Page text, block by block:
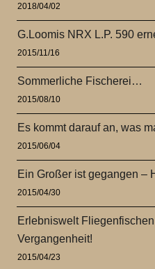
2018/04/02
G.Loomis NRX L.P. 590
2015/11/16
Sommerliche Fischerei…
2015/08/10
Es kommt darauf an, was
2015/06/04
Ein Großer ist gegangen –
2015/04/30
Erlebniswelt
Vergangenheit!
2015/04/23